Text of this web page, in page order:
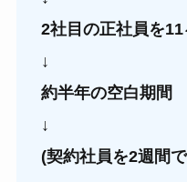
2社目の正社員を
↓
約半年の空白期間
↓
(契約社員を2週間